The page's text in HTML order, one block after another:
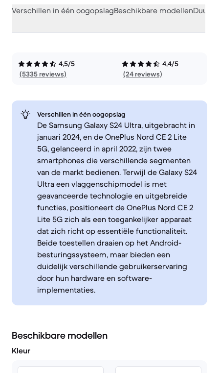
Verschillen in één oogopslagBeschikbare modellen
4,5/5
(5335 reviews)
4,4/5
(24 reviews)
Verschillen in één oogopslag
De Samsung Galaxy S24 Ultra, uitgebracht in
januari 2024, en de OnePlus Nord CE 2 Lite
5G, gelanceerd in april 2022, zijn twee
smartphones die verschillende segmenten
van de markt bedienen. Terwijl de Galaxy S24
Ultra een vlaggenschipmodel is met
geavanceerde technologie en uitgebreide
functies, positioneert de OnePlus Nord CE 2
Lite 5G zich als een toegankelijker apparaat
dat zich richt op essentiële functionaliteit.
Beide toestellen draaien op het Android-
besturingssysteem, maar bieden een
duidelijk verschillende gebruikerservaring
door hun hardware en software-
implementaties.
Beschikbare modellen
Kleur